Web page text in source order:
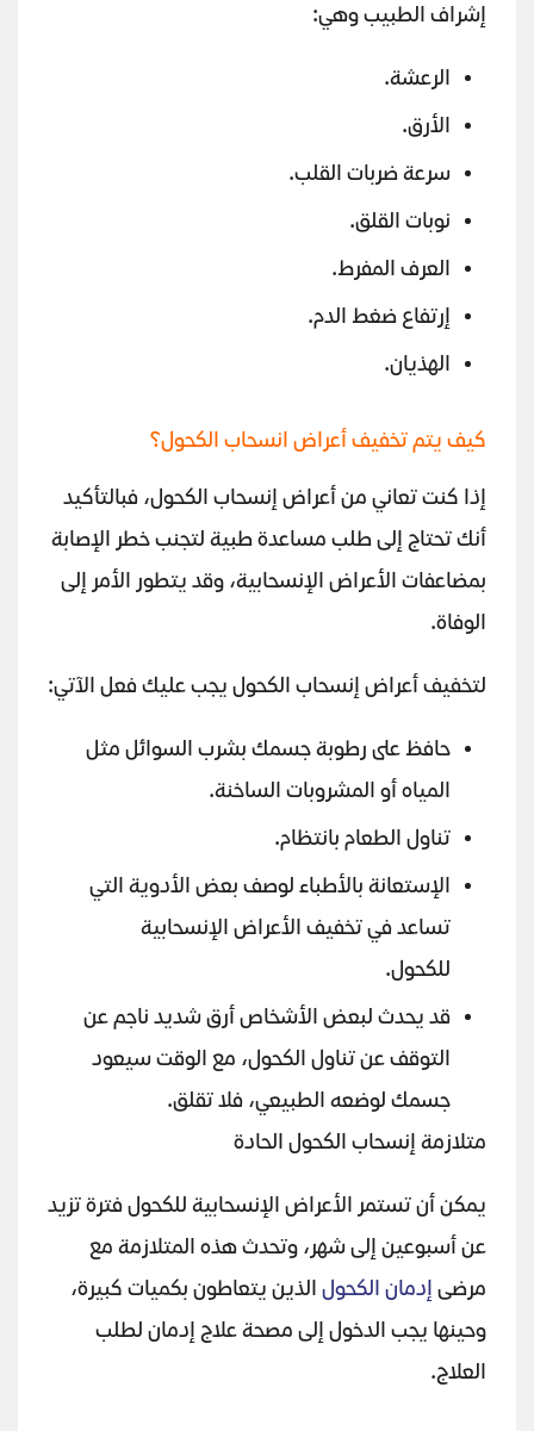
إشراف الطبيب وهي:
الرعشة.
الأرق.
سرعة ضربات القلب.
نوبات القلق.
العرف المفرط.
إرتفاع ضغط الدم.
الهذيان.
كيف يتم تخفيف أعراض انسحاب الكحول؟
إذا كنت تعاني من أعراض إنسحاب الكحول، فبالتأكيد
أنك تحتاج إلى طلب مساعدة طبية لتجنب خطر الإصابة
بمضاعفات الأعراض الإنسحابية، وقد يتطور الأمر إلى
الوفاة.
لتخفيف أعراض إنسحاب الكحول يجب عليك فعل الآتي:
حافظ على رطوبة جسمك بشرب السوائل مثل
المياه أو المشروبات الساخنة.
تناول الطعام بانتظام.
الإستعانة بالأطباء لوصف بعض الأدوية التي
تساعد في تخفيف الأعراض الإنسحابية
للكحول.
قد يحدث لبعض الأشخاص أرق شديد ناجم عن
التوقف عن تناول الكحول، مع الوقت سيعود
جسمك لوضعه الطبيعي، فلا تقلق.
متلازمة إنسحاب الكحول الحادة
يمكن أن تستمر الأعراض الإنسحابية للكحول فترة تزيد
عن أسبوعين إلى شهر، وتحدث هذه المتلازمة مع
مرضى إدمان الكحول الذين يتعاطون بكميات كبيرة،
وحينها يجب الدخول إلى مصحة علاج إدمان لطلب
العلاج.